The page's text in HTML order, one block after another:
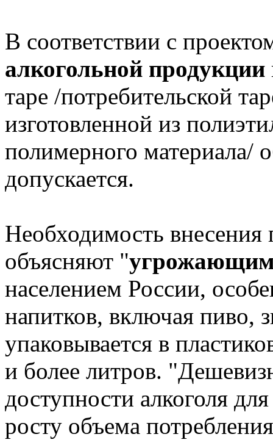
В соответствии с
алкогольной продукции
таре /потребительской
изготовленной из
полимерного материала/
допускается.
Необходимость
объясняют "угрожающим
населением России,
напитков, включая пиво,
упаковывается в
и более литров.
доступности алкоголя
росту объема